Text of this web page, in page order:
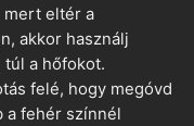
mert eltér a
akkor használj
a hőfokot.
felé, hogy megóvd
a fehér színnél